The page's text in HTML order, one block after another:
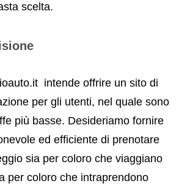
scelta.
intende offrire un sito di
per gli utenti, nel quale sono
più basse. Desideriamo fornire
ed efficiente di prenotare
sia per coloro che viaggiano
per coloro che intraprendono